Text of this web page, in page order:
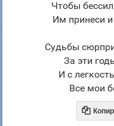
Чтобы
Им принеси и
Судьбы
За эти
И с
Все мои
